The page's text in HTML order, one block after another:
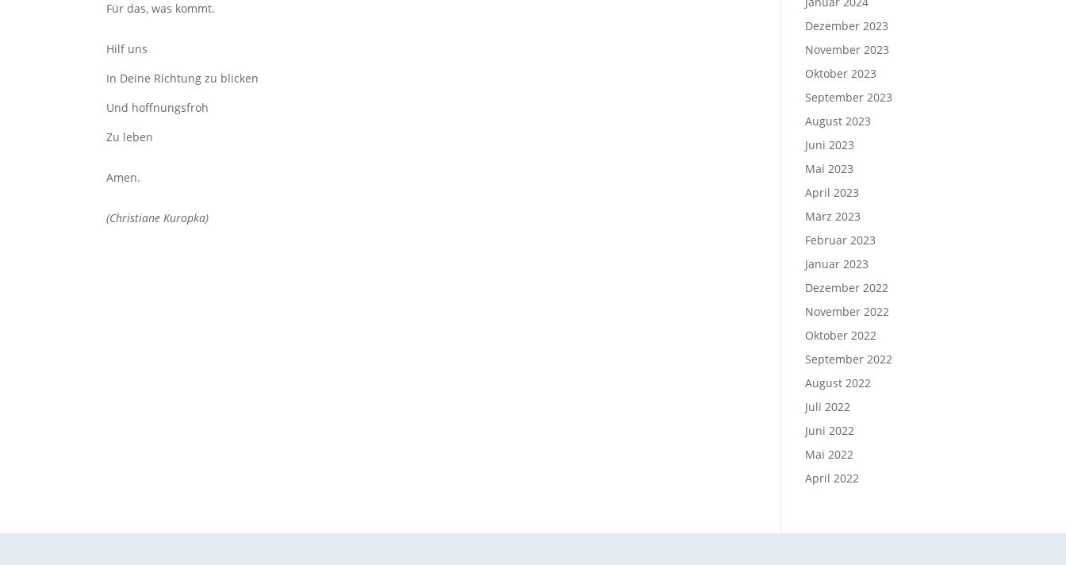
Für das, was kommt.
Hilf uns
In Deine Richtung zu blicken
Und hoffnungsfroh
Zu leben
Amen.
(Christiane Kuropka)
Dezember 2023
November 2023
Oktober 2023
September 2023
August 2023
Juni 2023
Mai 2023
April 2023
März 2023
Februar 2023
Januar 2023
Dezember 2022
November 2022
Oktober 2022
September 2022
August 2022
Juli 2022
Juni 2022
Mai 2022
April 2022